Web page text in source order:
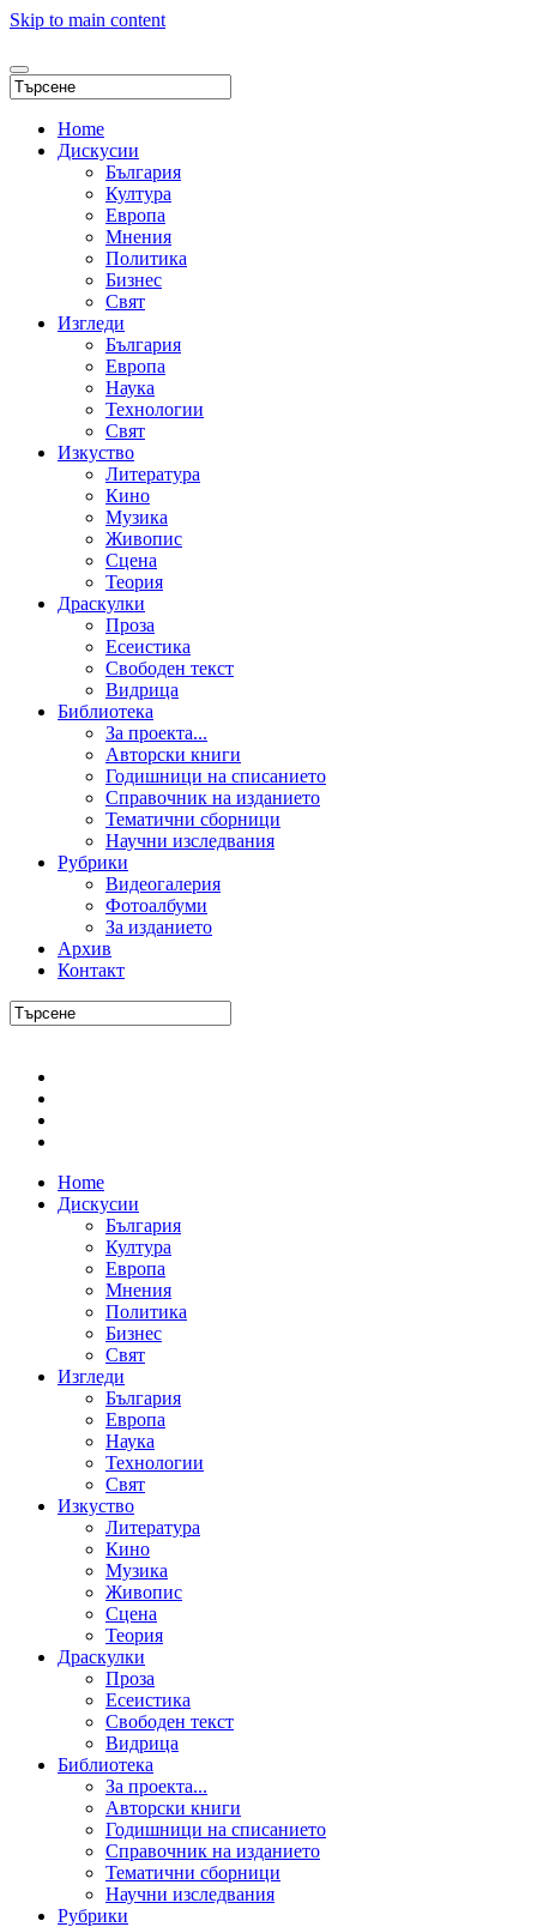
Skip to main content
Home
Дискусии
България
Култура
Европа
Мнения
Политика
Бизнес
Свят
Изгледи
България
Европа
Наука
Технологии
Свят
Изкуство
Литература
Кино
Музика
Живопис
Сцена
Теория
Драскулки
Проза
Есеистика
Свободен текст
Видрица
Библиотека
За проекта...
Авторски книги
Годишници на списанието
Справочник на изданието
Тематични сборници
Научни изследвания
Рубрики
Видеогалерия
Фотоалбуми
За изданието
Архив
Контакт
Home
Дискусии
България
Култура
Европа
Мнения
Политика
Бизнес
Свят
Изгледи
България
Европа
Наука
Технологии
Свят
Изкуство
Литература
Кино
Музика
Живопис
Сцена
Теория
Драскулки
Проза
Есеистика
Свободен текст
Видрица
Библиотека
За проекта...
Авторски книги
Годишници на списанието
Справочник на изданието
Тематични сборници
Научни изследвания
Рубрики